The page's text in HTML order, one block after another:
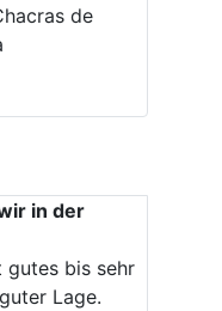
de
in der
gutes bis sehr
Lage.